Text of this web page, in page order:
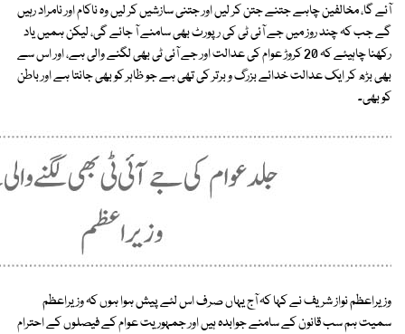
آئے گا، مخالفین چاہے جتنے جتن کر لیں اور جتنی سازشیں کر لیں وہ ناکام اور نامراد رہیں
گے جب کہ چند روز میں جے آئی ٹی کی رپورٹ بھی سامنے آ جائے گی، لیکن ہمیں یاد
رکھنا چاہیئے کہ 20 کروڑ عوام کی عدالت اور جے آئی ٹی بھی لگنے والی ہے، اور اس سے
بھی بڑھ کر ایک عدالت خدائے بزرگ و برتر کی تھی ہے جو ظاہر کو بھی جانتا ہے اور باطن
کو بھی۔
وزیراعظم نواز شریف نے کہا کہ آج یہاں صرف اس لئے پیش ہوا ہوں کہ وزیراعظم
سمیت ہم سب قانون کے سامنے جوابدہ ہیں اور جمہوریت عوام کے فیصلوں کے احترام